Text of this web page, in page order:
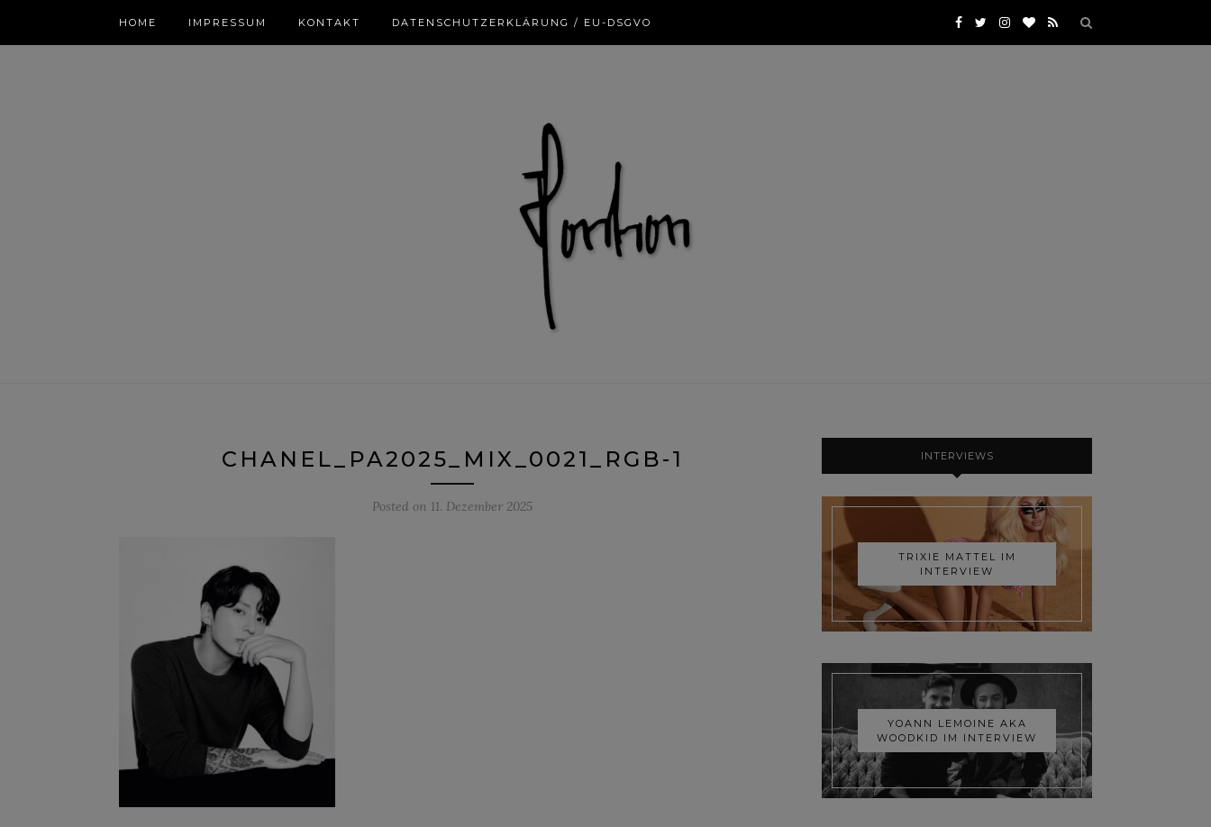
HOME IMPRESSUM KONTAKT DATENSCHUTZERKLÄRUNG / EU-DSGVO
CHANEL_PA2025_MIX_0021_RGB-1
Posted on 11. Dezember 2025
INTERVIEWS
TRIXIE MATTEL IM
INTERVIEW
YOANN LEMOINE AKA
WOODKID IM INTERVIEW